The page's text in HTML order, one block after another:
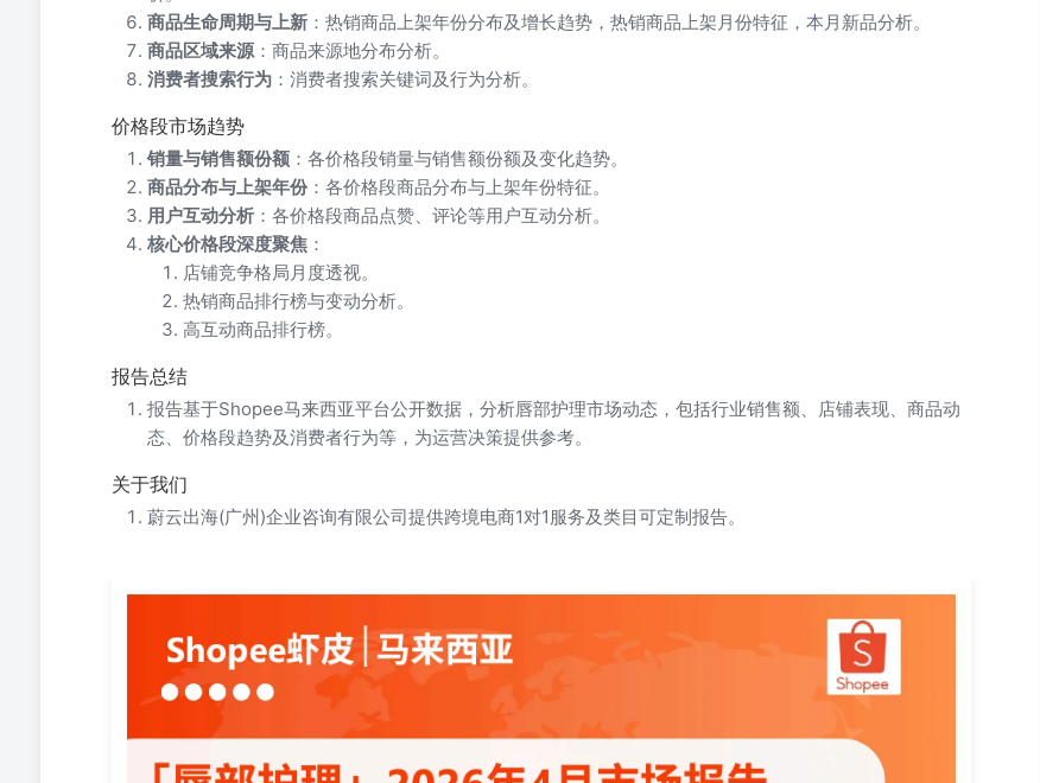
商品生命周期与上新 ：热销商品上架年份分布及增长趋势，热销商品上架月份特征，本月新品分析。
商品区域来源：商品来源地分布分析。
消费者搜索行为 ：消费者搜索关键词及行为分析。
价格段市场趋势
销量与销售额份额 ：各价格段销量与销售额份额及变化趋势。
商品分布与上架年份 ：各价格段商品分布与上架年份特征。
用户互动分析 ：各价格段商品点赞、评论等用户互动分析。
核心价格段深度聚焦 ：
店铺竞争格局月度透视。
热销商品排行榜与变动分析。
高互动商品排行榜。
报告总结
报告基于Shopee马来西亚平台公开数据，分析唇部护理市场动态，包括行业销售额、店铺表现、商品动
态、价格段趋势及消费者行为等，为运营决策提供参考。
关于我们
蔚云出海(广州)企业咨询有限公司提供跨境电商1对1服务及类目可定制报告。
「唇部护理」2026年4⽉市场报告 你的跨境电商「⼝袋分析师」-1对1服务&类⽬可定制 报告说明 报告标题：⻢来西亚-Shopee虾
⽪-2026年-唇部护理-4⽉市场动态报告-蔚云出海分析⽇期：2026年04月 撰写⽅：蔚云出海(⼴州)企业咨询有限公司 数据来源：
本报告所有原始数据来⾃Shopee虾⽪官⽅平台（Shopee.com）⻢来西亚站 分析类⽬：护肤>唇部护理 分析商品数：724个商品 统
计周期及定义：以报告⽇期为基准（2026-04-17）为基准：“本⽉”时间范围为从报告⽇期向前追溯30天（含当⽇）；“上⽉”时间
范围为从上述“本⽉”范围的起始⽇再向前追溯30天。若⻚⾯⽆特殊说明，报告中所有数据均遵循此周期定义。关于币种：本报告
1.监控市场动态 快速了解⾏业在最近⼀个⽉的核⼼表现（如销售额、销量、均价变化），明确增⻓是来⾃销量驱动还是价格驱
动，把握市场的短期波动⽅向。 2.定位价格带变化 识别在当⽉哪个价格区间最活跃、增⻓最快，以及⽤⼾互动（评论、点赞）